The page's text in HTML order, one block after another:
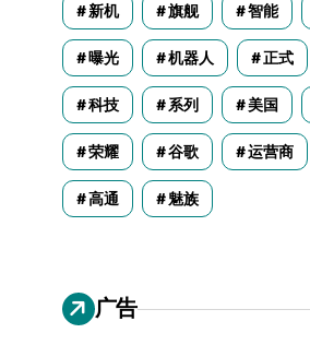
新机 旗舰 智能
曝光 机器人 正式
科技 系列 美国
荣耀 谷歌 运营商
高通 魅族
广告